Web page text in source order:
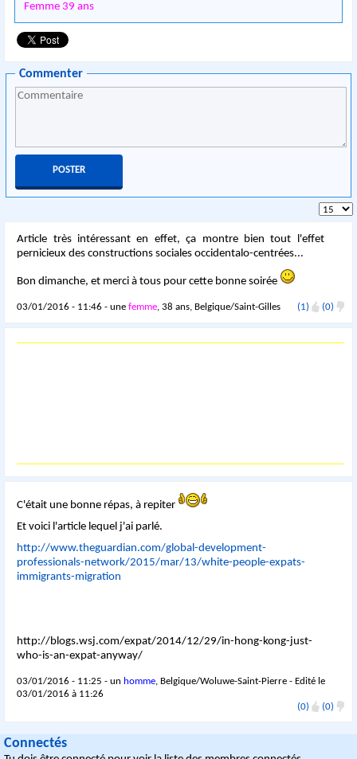
Femme 39 ans
Commenter
Article très intéressant en effet, ça montre bien tout l'effet
pernicieux des constructions sociales occidentalo-centrées...
Bon dimanche, et merci à tous pour cette bonne soirée
03/01/2016 - 11:46 - unefemme, 38 ans, Belgique/Saint-Gilles (1) (0)
C'était une bonne répas, à repiter
Et voici l'article lequel j'ai parlé.
http://www.theguardian.com/global-development-
professionals-network/2015/mar/13/white-people-expats-
immigrants-migration
http://blogs.wsj.com/expat/2014/12/29/in-hong-kong-just-
who-is-an-expat-anyway/
03/01/2016 - 11:25 - un homme, Belgique/Woluwe-Saint-Pierre - Edité le
03/01/2016 à 11:26
(0)
(0)
Connectés